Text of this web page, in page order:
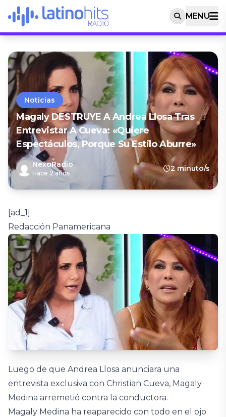
MENU
Noticias
Magaly DESTRUYE A Andrea Llosa Tras
Entrevistar A Cueva: «Quiere
Espectáculos, Porque Su Estilo Aburre»
NexoRadio
Hace 2 años
2 minuto/s
[ad_1]
Redacción Panamericana
Luego de que Andrea Llosa anunciara una
entrevista exclusiva con Christian Cueva, Magaly
Medina arremetió contra la conductora.
Magaly Medina ha reaparecido con todo en el ojo